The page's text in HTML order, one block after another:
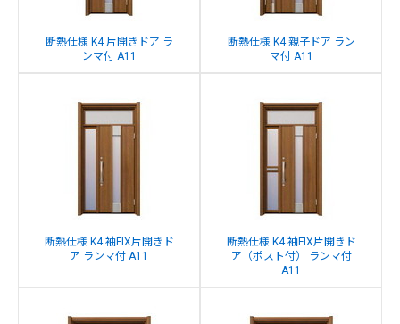
断熱仕様 K4 片開きドア ラ
ンマ付 A11
断熱仕様 K4 親子ドア ラン
マ付 A11
断熱仕様 K4 袖FIX片開きド
ア ランマ付 A11
断熱仕様 K4 袖FIX片開きド
ア（ポスト付） ランマ付
A11